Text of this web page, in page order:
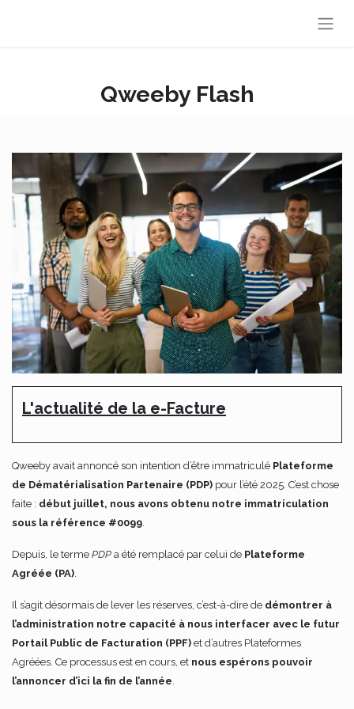
Qweeby Flash
L'actualité de la e-Facture
Qweeby avait annoncé son intention d’être immatriculé Plateforme
de Dématérialisation Partenaire (PDP) pour l’été 2025. C’est chose
faite : début juillet, nous avons obtenu notre immatriculation
sous la référence #0099
Depuis, le terme PDP a été remplacé par celui de Plateforme
Agréée (PA)
Il s’agit désormais de lever les réserves, c’est-à-dire de démontrer à
l’administration notre capacité à nous interfacer avec le futur
Portail Public de Facturation (PPF) et d’autres Plateformes
Agréées. Ce processus est en cours, et nous espérons pouvoir
l’annoncer d’ici la fin de l’année